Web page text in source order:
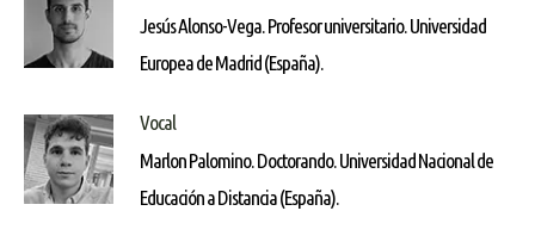
Jesús Alonso-Vega. Profesor universitario. Universidad
Europea de Madrid (España).
Vocal
Marlon Palomino. Doctorando. Universidad Nacional de
Educación a Distancia (España).